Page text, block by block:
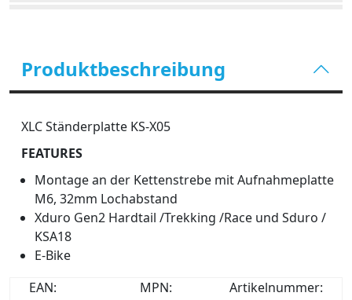
Produktbeschreibung
XLC Ständerplatte KS-X05
FEATURES
Montage an der Kettenstrebe mit Aufnahmeplatte
M6, 32mm Lochabstand
Xduro Gen2 Hardtail /Trekking /Race und Sduro /
KSA18
E-Bike
EAN:
MPN:
Artikelnummer: